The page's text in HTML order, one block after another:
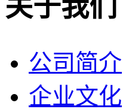
关于我们
公司简介
企业文化